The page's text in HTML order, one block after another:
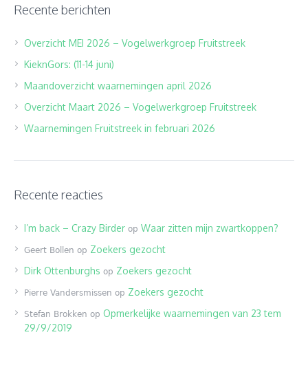
Recente berichten
Overzicht MEI 2026 – Vogelwerkgroep Fruitstreek
KieknGors: (11-14 juni)
Maandoverzicht waarnemingen april 2026
Overzicht Maart 2026 – Vogelwerkgroep Fruitstreek
Waarnemingen Fruitstreek in februari 2026
Recente reacties
I’m back – Crazy Birder op Waar zitten mijn zwartkoppen?
Geert Bollen op Zoekers gezocht
Dirk Ottenburghs op Zoekers gezocht
Pierre Vandersmissen op Zoekers gezocht
Stefan Brokken op Opmerkelijke waarnemingen van 23 tem
29/9/2019